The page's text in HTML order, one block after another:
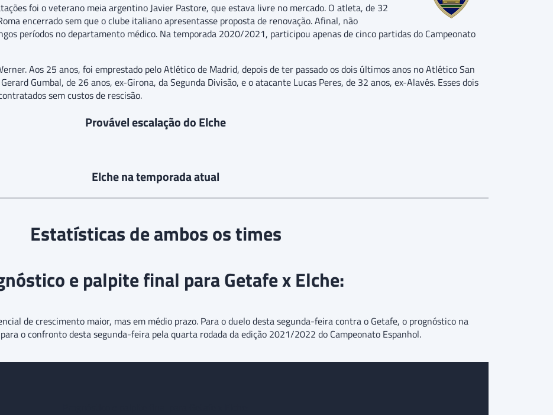
foi o veterano meia argentino Javier Pastore, que estava livre no mercado. O atleta, de 32
encerrado sem que o clube italiano apresentasse proposta de renovação. Afinal, não
períodos no departamento médico. Na temporada 2020/2021, participou apenas de cinco partidas do Campeonato
Aos 25 anos, foi emprestado pelo Atlético de Madrid, depois de ter passado os dois últimos anos no Atlético San
Gumbal, de 26 anos, ex-Girona, da Segunda Divisão, e o atacante Lucas Peres, de 32 anos, ex-Alavés. Esses dois
sem custos de rescisão.
Provável escalação do Elche
Elche na temporada atual
Estatísticas de ambos os times
e palpite final para Getafe x Elche:
de crescimento maior, mas em médio prazo. Para o duelo desta segunda-feira contra o Getafe, o prognóstico na
o confronto desta segunda-feira pela quarta rodada da edição 2021/2022 do Campeonato Espanhol.